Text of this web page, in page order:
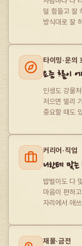
덜 힘들고 잘
방식대로 잘
타이밍·운의
요즘 흐름이
인생도 강물
저으면 멀리
중요할 때도
커리어·직업
니한테 맞는
밥벌이도 다
마음이 편하
자리에서 애
재물·금전